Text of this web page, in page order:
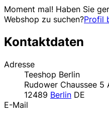
Moment mal! Haben Sie
Webshop zu suchen?Profil
Kontaktdaten
Adresse
Teeshop Berlin
Rudower Chaussee
12489 Berlin DE
E-Mail